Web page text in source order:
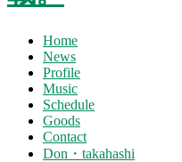
Home
News
Profile
Music
Schedule
Goods
Contact
Don・takahashi